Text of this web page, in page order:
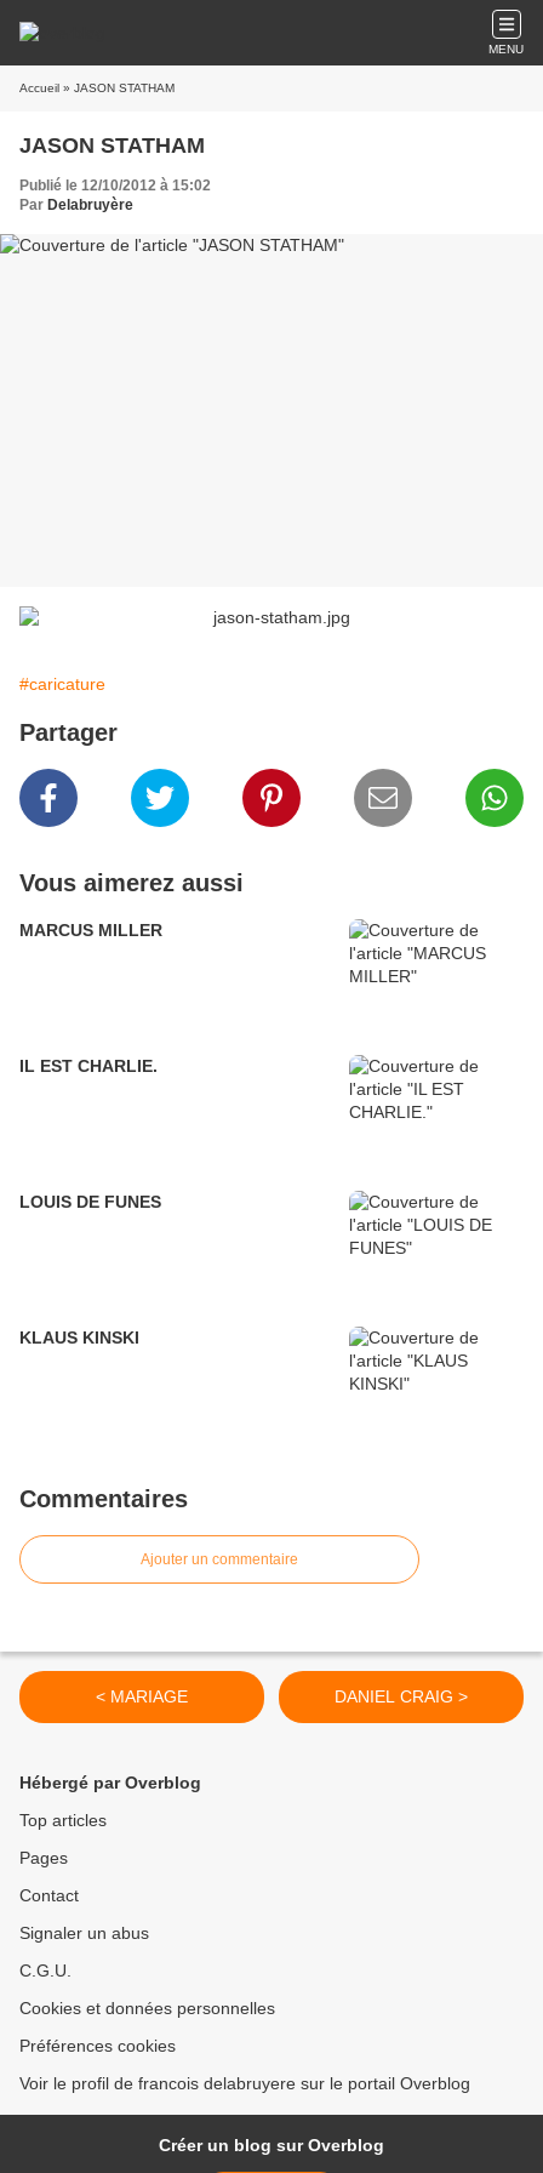
MENU
Accueil » JASON STATHAM
JASON STATHAM
Publié le 12/10/2012 à 15:02
Par Delabruyère
#caricature
Partager
Vous aimerez aussi
MARCUS MILLER
IL EST CHARLIE.
LOUIS DE FUNES
KLAUS KINSKI
Commentaires
Ajouter un commentaire
< MARIAGE DANIEL CRAIG >
Hébergé par Overblog
Top articles
Pages
Contact
Signaler un abus
C.G.U.
Cookies et données personnelles
Préférences cookies
Voir le profil de francois delabruyere sur le portail Overblog
Créer un blog sur Overblog